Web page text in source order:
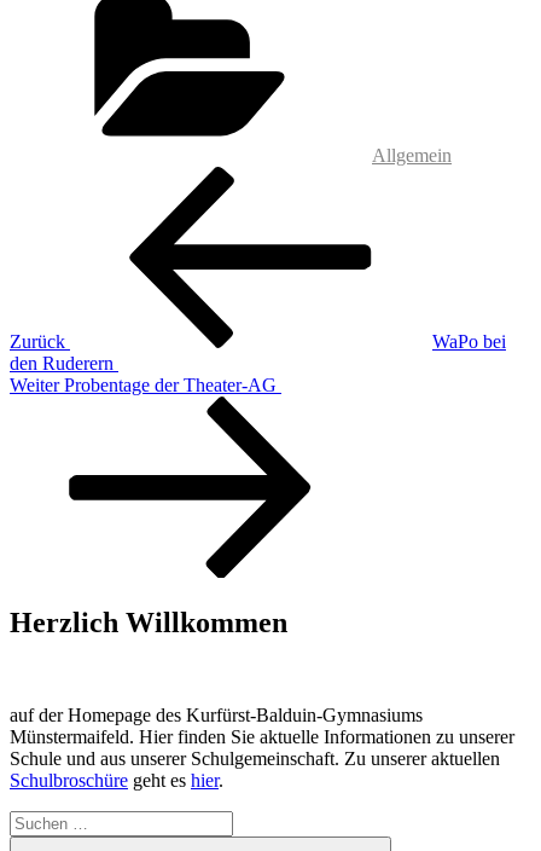
Allgemein
Beitragsnavigation
Zurück
WaPo bei
den Ruderern
Nächster
Weiter Probentage der Theater-AG
Herzlich Willkommen
auf der Homepage des Kurfürst-Balduin-Gymnasiums
Münstermaifeld. Hier finden Sie aktuelle Informationen zu unserer
Schule und aus unserer Schulgemeinschaft. Zu unserer aktuellen
Schulbroschüre geht es hier.
Suchen
nach: